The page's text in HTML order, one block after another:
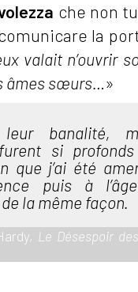
che non
la
valait n’ouvrir
âmes sœurs… »
banalité,
furent si
que j’ai été
puis à
la même façon.
Le Désespoir